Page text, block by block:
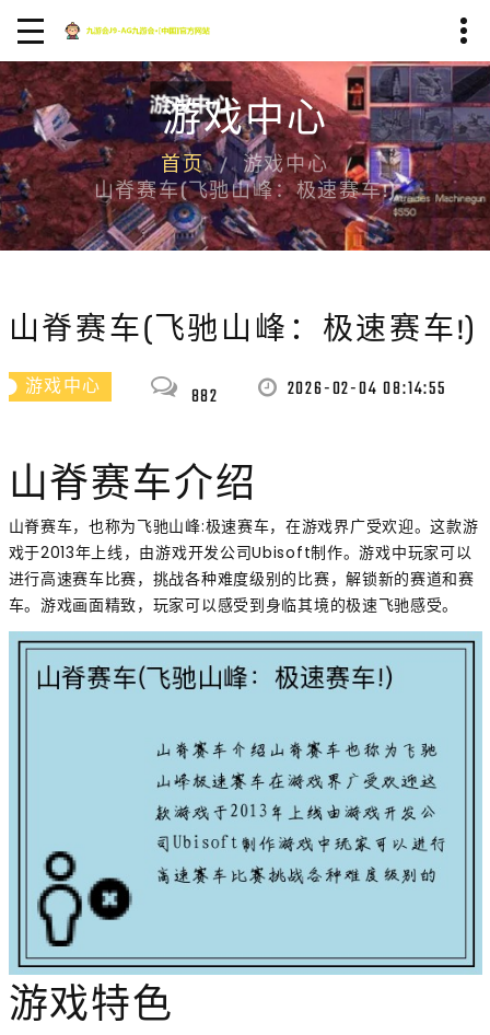
游戏中心
首页
游戏中心
山脊赛车(飞驰山峰：极速赛车!)
山脊赛车(飞驰山峰：极速赛车!)
游戏中心 882 2026-02-04 08:14:55
山脊赛车介绍
山脊赛车，也称为飞驰山峰:极速赛车，在游戏界广受欢迎。这款游
戏于2013年上线，由游戏开发公司Ubisoft制作。游戏中玩家可以
进行高速赛车比赛，挑战各种难度级别的比赛，解锁新的赛道和赛
车。游戏画面精致，玩家可以感受到身临其境的极速飞驰感受。
游戏特色